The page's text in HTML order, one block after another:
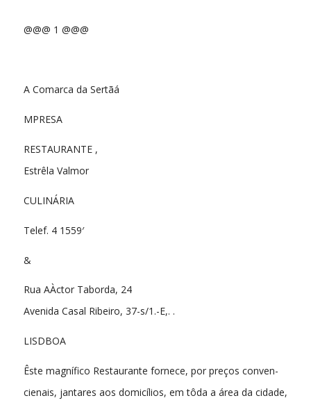
@@@ 1 @@@
A Comarca da Sertãá
MPRESA
RESTAURANTE ,
Estrêla Valmor
CULINÁRIA
Telef. 4 1559′
&
Rua AÀctor Taborda, 24
Avenida Casal Ribeiro, 37-s/1.-E,. .
LISDBOA
Êste magnífico Restaurante fornece, por preços conven-
cienais, jantares aos domicílios, em tôda a área da cidade,